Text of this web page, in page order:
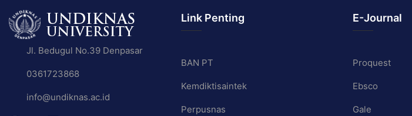
Jl. Bedugul No.39 Denpasar
0361723868
info@undiknas.ac.id
Link Penting
BAN PT
Kemdiktisaintek
Perpusnas
E-Journal
Proquest
Ebsco
Gale